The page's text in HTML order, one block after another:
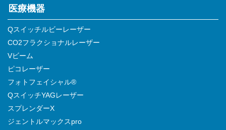
医療機器
Qスイッチルビーレーザー
CO2フラクショナルレーザー
Vビーム
ピコレーザー
フォトフェイシャル®
QスイッチYAGレーザー
スプレンダーX
ジェントルマックスpro